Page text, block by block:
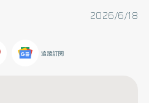
2026/6/18
追蹤訂閱